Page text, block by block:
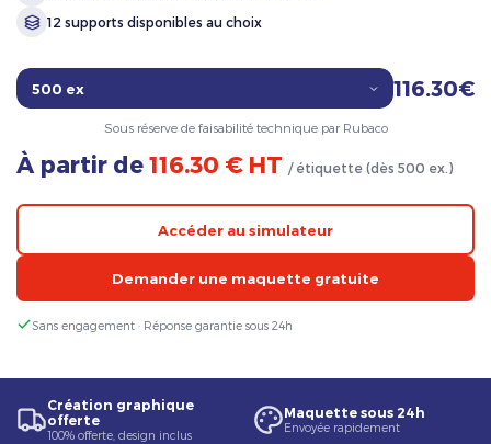
12 supports disponibles au choix
116.30€
Sous réserve de faisabilité technique par Rubaco
À partir de 116.30 € HT / étiquette (dès 500 ex.)
Accéder au simulateur
Demander une maquette gratuite
Sans engagement · Réponse garantie sous 24h
Création graphique
offerte
100% offerte, design inclus
Maquette sous 24h
Envoyée rapidement